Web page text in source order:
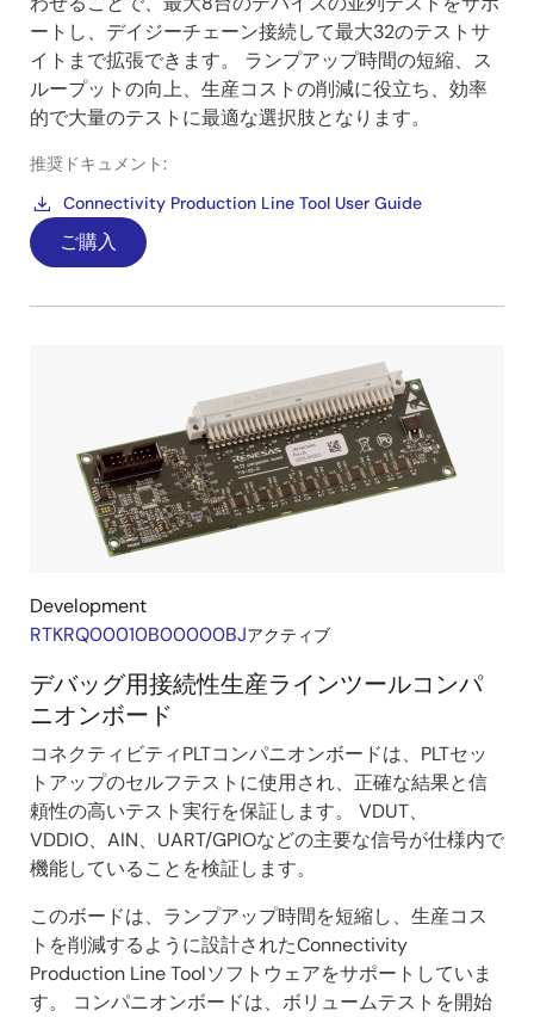
ートし、デイジーチェーン接続して最大32のテストサ
イトまで拡張できます。 ランプアップ時間の短縮、ス
ループットの向上、生産コストの削減に役立ち、効率
的で大量のテストに最適な選択肢となります。
推奨ドキュメント:
Connectivity Production Line Tool User Guide
ご購入
Development
RTKRQ00010B00000BJアクティブ
デバッグ用接続性生産ラインツールコンパ
ニオンボード
コネクティビティPLTコンパニオンボードは、PLTセッ
トアップのセルフテストに使用され、正確な結果と信
頼性の高いテスト実行を保証します。 VDUT、
VDDIO、AIN、UART/GPIOなどの主要な信号が仕様内で
機能していることを検証します。
このボードは、ランプアップ時間を短縮し、生産コス
トを削減するように設計されたConnectivity
Production Line Toolソフトウェアをサポートしていま
す。 コンパニオンボードは、ボリュームテストを開始